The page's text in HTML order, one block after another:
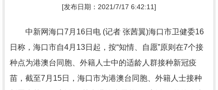
[发布日期：2021/7/17 6:42:11]
中新网海口7月16日电 (记者 张茜翼)海口市卫健委16
日称，海口市自4月13日起，按“知情、自愿”原则在7个接
种点为港澳台同胞、外籍人士中的适龄人群接种新冠疫
苗，截至7月15日，海口市为港澳台同胞、外籍人士接种